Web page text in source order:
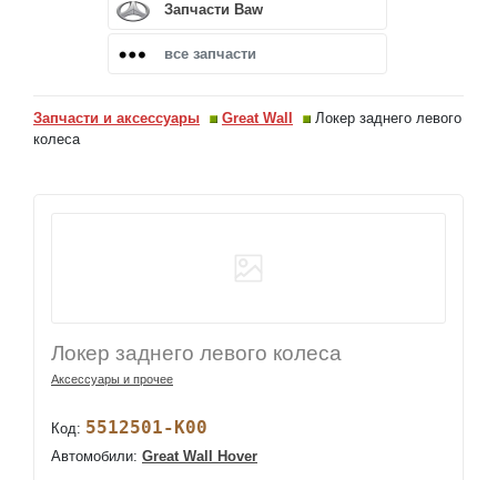
Запчасти Baw
все запчасти
Запчасти и аксессуары Great Wall
Локер заднего левого
колеса
Локер заднего левого колеса
Аксессуары и прочее
Код: 5512501-K00
Автомобили: Great Wall Hover